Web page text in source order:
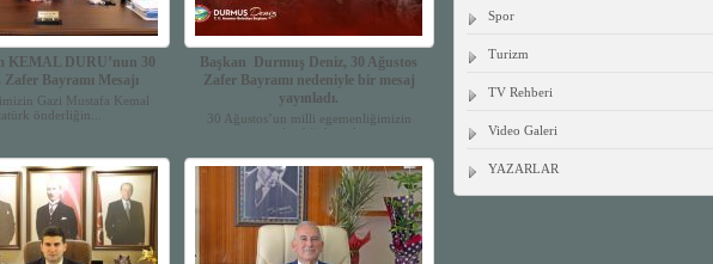
KEMAL DURU’nun 30
Zafer Bayramı Mesajı
Gazi Mustafa Kemal
önderliğin...
Başkan Durmuş Deniz, 30 Ağustos
Zafer Bayramı nedeniyle bir mesaj
yayınladı.
30 Ağustos’un milli egemenliğimizin
perçinlendiği büyük...
Spor
Turizm
TV Rehberi
Video Galeri
YAZARLAR